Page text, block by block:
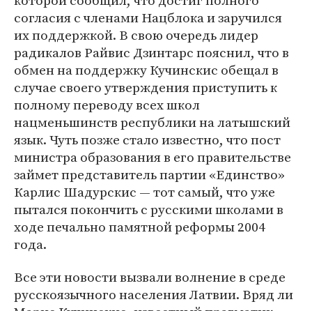
согласия с членами Нацблока и заручился
их поддержкой. В свою очередь лидер
радикалов Райвис Дзинтарс пояснил, что в
обмен на поддержку Кучинскис обещал в
случае своего утверждения приступить к
полному переводу всех школ
нацменьшинств республики на латышский
язык. Чуть позже стало известно, что пост
министра образования в его правительстве
займет представитель партии «Единство»
Карлис Шадурскис — тот самый, что уже
пытался покончить с русскими школами в
ходе печально памятной реформы 2004
года.
Все эти новости вызвали волнение в среде
русскоязычного населения Латвии. Вряд ли